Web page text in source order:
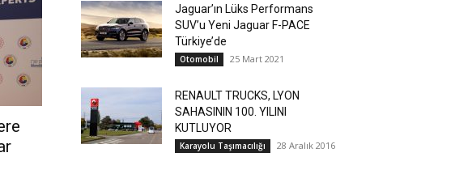
Jaguar’ın Lüks Performans
SUV’u Yeni Jaguar F-PACE
Türkiye’de
Otomobil 25 Mart 2021
RENAULT TRUCKS, LYON
SAHASININ 100. YILINI
KUTLUYOR
Karayolu Taşımacılığı 28 Aralık 2016